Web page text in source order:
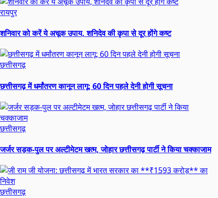
रायपुर
शनिवार को करें ये अचूक उपाय, शनिदेव की कृपा से दूर होंगे कष्ट
छत्तीसगढ़
छत्तीसगढ़ में धर्मांतरण कानून लागू: 60 दिन पहले देनी होगी सूचना
छत्तीसगढ़
जर्जर सड़क-पुल पर अल्टीमेटम खत्म, जोहार छत्तीसगढ़ पार्टी ने किया चक्काजाम
छत्तीसगढ़